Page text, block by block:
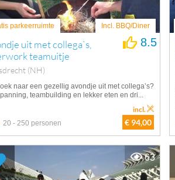
parkeerruimte Incl. BBQ/Diner
uit met collega`s,
teamuitje
(NH)
8.5
naar een gezellig avondje uit met collega’s?
teambuilding en lekker eten en dri...
20 - 250 personen € 94,00
incl.
63